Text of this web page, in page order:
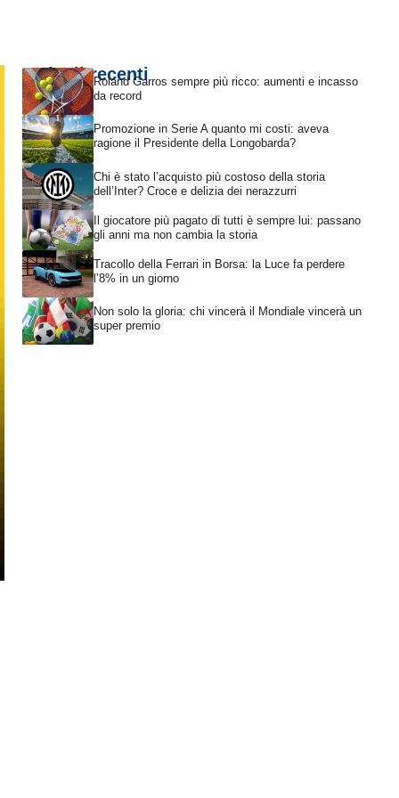
Articoli recentiRoland Garros sempre più ricco: aumenti e incasso
da record
Promozione in Serie A quanto mi costi: aveva
ragione il Presidente della Longobarda?
Chi è stato l’acquisto più costoso della storia
dell’Inter? Croce e delizia dei nerazzurri
Il giocatore più pagato di tutti è sempre lui: passano
gli anni ma non cambia la storia
Tracollo della Ferrari in Borsa: la Luce fa perdere
l’8% in un giorno
Non solo la gloria: chi vincerà il Mondiale vincerà un
super premio